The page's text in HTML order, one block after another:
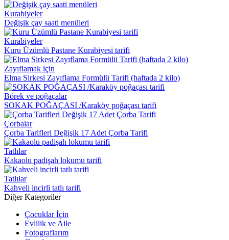
Kurabiyeler
Değişik çay saati menüleri
Kurabiyeler
Kuru Üzümlü Pastane Kurabiyesi tarifi
Zayıflamak için
Elma Sirkesi Zayıflama Formülü Tarifi (haftada 2 kilo)
Börek ve poğaçalar
SOKAK POĞAÇASI /Karaköy poğaçası tarifi
Çorbalar
Çorba Tarifleri Değişik 17 Adet Çorba Tarifi
Tatlılar
Kakaolu padişah lokumu tarifi
Tatlılar
Kahveli incirli tatlı tarifi
Diğer Kategoriler
Çocuklar İçin
Evlilik ve Aile
Fotograflarım